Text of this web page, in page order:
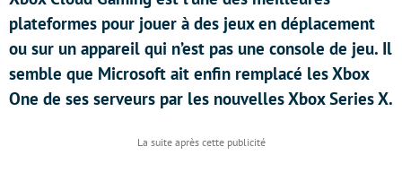
plateformes pour jouer à des jeux en déplacement
ou sur un appareil qui n’est pas une console de jeu. Il
semble que Microsoft ait enfin remplacé les Xbox
One de ses serveurs par les nouvelles Xbox Series X.